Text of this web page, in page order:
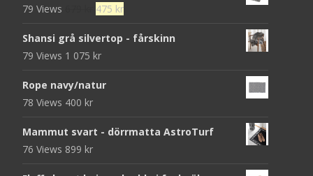
79 Views
Det
priset
var:
475 krDet
priset
Shansi grå silvertop - fårskinn
79 Views 1 075 kr
Rope navy/natur
78 Views 400 kr
Mammut svart - dörrmatta AstroTurf
76 Views 899 kr